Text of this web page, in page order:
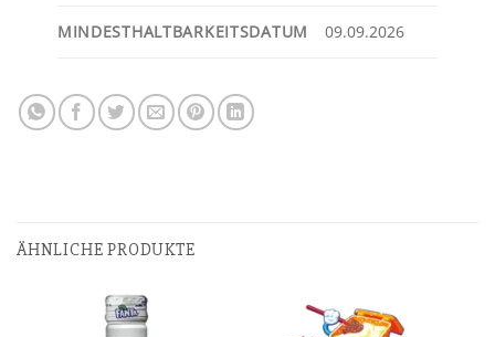
MINDESTHALTBARKEITSDATUM 09.09.2026
ÄHNLICHE PRODUKTE